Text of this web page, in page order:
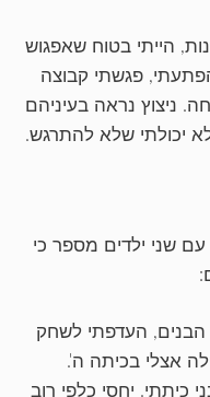
הייתי בטוח שאפגוש
פגשתי קבוצה
ניצוץ נראה בעיניהם
יכולתי שלא להתרגש.
שבע, בן 28, נשוי עם שני ילדים מספר כי
העדפתי לשחק
אצלי בכיתה ה'.
כיתתי. יחסי כלפי רוב